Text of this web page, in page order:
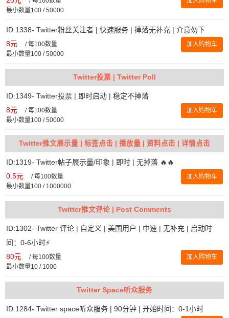
最小数量100 / 50000
ID:1338- Twitter粉丝关注者 | 快速服务 | 掉落无补充 | 介意勿下
8元 /每100数量
最小数量100 / 50000
加入购物车
Twitter投票 | Twitter Poll
ID:1349- Twitter投票 | 即时启动 | 稳定不掉落
8元 /每100数量
最小数量100 / 50000
加入购物车
Twitter推文展示量 | 标签点击 | 播放量 | 资料点击 | 详情点击
ID:1319- Twitter帖子展示量/印象 | 即时 | 无掉落 🔥🔥
0.5元 /每100数量
最小数量100 / 1000000
加入购物车
Twitter推文评论 | Post Comments
ID:1302- Twitter 评论 | 自定义 | 美国用户 | 中速 | 无补充 | 启动时
间：0-6小时⚡️
80元 /每100数量
最小数量10 / 1000
加入购物车
Twitter Space听众服务
ID:1284- Twitter space听众服务 | 90分钟 | 开始时间：0-1小时